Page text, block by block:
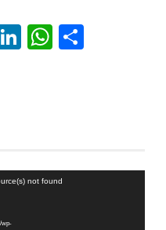
LinkedIn
not found
wp-